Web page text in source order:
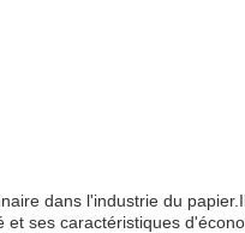
dans l'industrie du
ses caractéristiques